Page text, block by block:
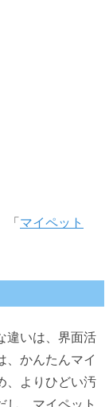
「 マイペット
違いは、界面活
、かんたんマイ
、よりひどい汚